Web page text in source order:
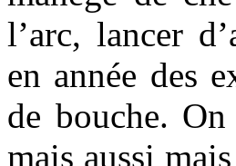
l’arc, lancer
en année des
de bouche.
mais aussi